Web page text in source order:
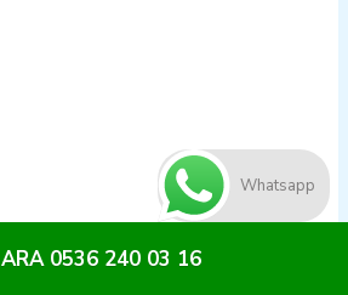
Whatsapp
ARA 0536 240 03 16